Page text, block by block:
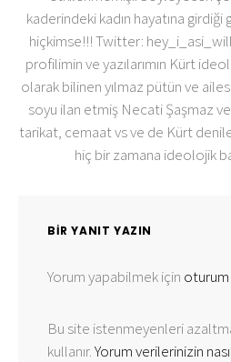
kaderindeki kadın hayatına girdiği
hiçkimse!!! Twitter:
profilimin ve yazılarımın Kürt
olarak bilinen yılmaz pütün ve
soyu ilan etmiş Necati Şaşmaz
tarikat, cemaat vs ve de Kürt
hiç bir zamana ideolojik
BIR YANIT YAZIN
Yorum yapabilmek için oturum
Bu site istenmeyenleri
kullanır.Yorum verilerinizin